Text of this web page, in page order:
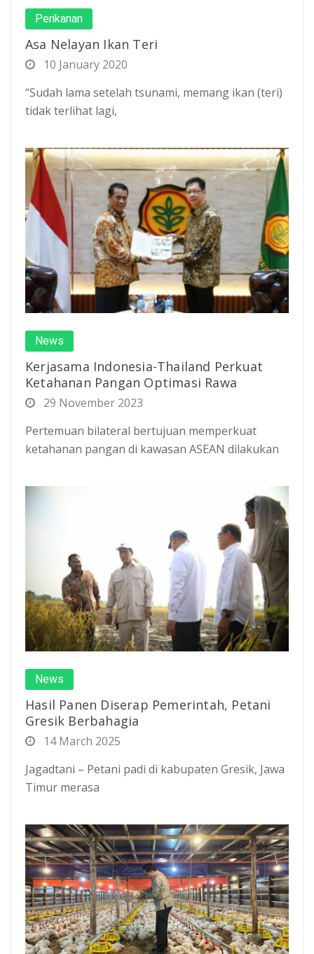
Perikanan
Asa Nelayan Ikan Teri
10 January 2020
“Sudah lama setelah tsunami, memang ikan (teri)
tidak terlihat lagi,
News
Kerjasama Indonesia-Thailand Perkuat
Ketahanan Pangan Optimasi Rawa
29 November 2023
Pertemuan bilateral bertujuan memperkuat
ketahanan pangan di kawasan ASEAN dilakukan
News
Hasil Panen Diserap Pemerintah, Petani
Gresik Berbahagia
14 March 2025
Jagadtani – Petani padi di kabupaten Gresik, Jawa
Timur merasa